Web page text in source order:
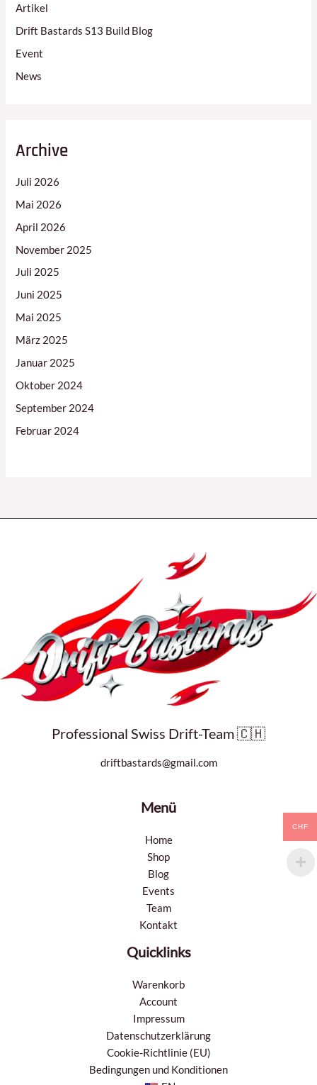
Artikel
Drift Bastards S13 Build Blog
Event
News
Archive
Juli 2026
Mai 2026
April 2026
November 2025
Juli 2025
Juni 2025
Mai 2025
März 2025
Januar 2025
Oktober 2024
September 2024
Februar 2024
Professional Swiss Drift-Team 🇨🇭
driftbastards@gmail.com
Menü
Home
Shop
Blog
Events
Team
Kontakt
Quicklinks
Warenkorb
Account
Impressum
Datenschutzerklärung
Cookie-Richtlinie (EU)
Bedingungen und Konditionen
CHF